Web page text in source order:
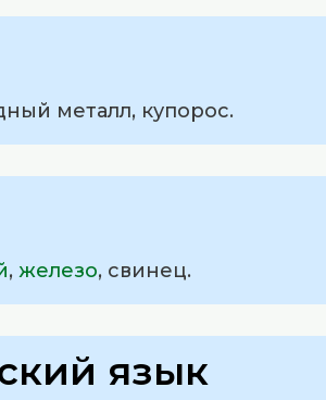
металл, купорос.
, железо, свинец.
язык